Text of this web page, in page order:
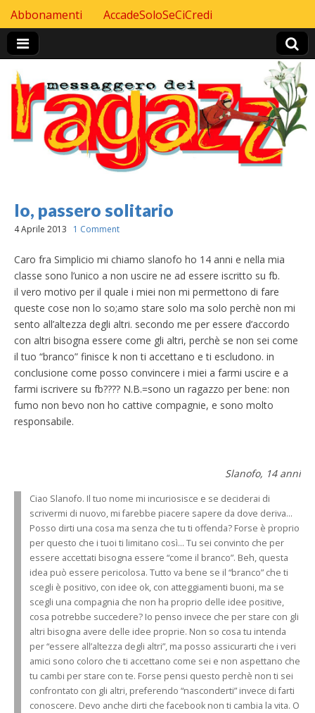
Header Top menu
Skip to content
Abbonamenti AccadeSoloSeCiCredi
Io, passero solitario
4 Aprile 2013 1 Comment
Caro fra Simplicio mi chiamo slanofo ho 14 anni e nella mia
classe sono l’unico a non uscire ne ad essere iscritto su fb.
il vero motivo per il quale i miei non mi permettono di fare
queste cose non lo so;amo stare solo ma solo perchè non mi
sento all’altezza degli altri. secondo me per essere d’accordo
con altri bisogna essere come gli altri, perchè se non sei come
il tuo “branco” finisce k non ti accettano e ti escludono. in
conclusione come posso convincere i miei a farmi uscire e a
farmi iscrivere su fb???? N.B.=sono un ragazzo per bene: non
fumo non bevo non ho cattive compagnie, e sono molto
responsabile.
Slanofo, 14 anni
Ciao Slanofo. Il tuo nome mi incuriosisce e se deciderai di
scrivermi di nuovo, mi farebbe piacere sapere da dove deriva…
Posso dirti una cosa ma senza che tu ti offenda? Forse è proprio
per questo che i tuoi ti limitano così… Tu sei convinto che per
essere accettati bisogna essere “come il branco”. Beh, questa
idea può essere pericolosa. Tutto va bene se il “branco” che ti
scegli è positivo, con idee ok, con atteggiamenti buoni, ma se
scegli una compagnia che non ha proprio delle idee positive,
cosa potrebbe succedere? Io penso invece che per stare con gli
altri bisogna avere delle idee proprie. Non so cosa tu intenda
per “essere all’altezza degli altri”, ma posso assicurarti che i veri
amici sono coloro che ti accettano come sei e non aspettano che
tu cambi per stare con te. Forse pensi questo perchè non ti sei
confrontato con gli altri, preferendo “nasconderti” invece di farti
conoscere. Devo anche dirti che facebook non ti cambia la vita. O